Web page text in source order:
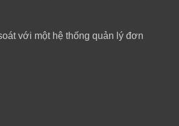
với một hệ thống quản lý đơn